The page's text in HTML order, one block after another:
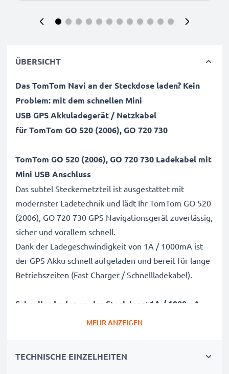
ÜBERSICHT
Das TomTom Navi an der Steckdose laden? Kein
Problem: mit dem schnellen Mini
USB GPSAkkuladegerät / Netzkabel
fürTomTom GO 520 (2006), GO 720 730
TomTom GO 520 (2006), GO 720 730 Ladekabel mit
Mini USB Anschluss
Das subtel Steckernetzteil ist ausgestattet mit
modernster Ladetechnik und lädt Ihr TomTom GO 520
(2006), GO 720 730 GPS Navigationsgerät zuverlässig,
sicher und vorallem schnell.
Dank der Ladegeschwindigkeit von 1A / 1000mA ist
der GPS Akku schnell aufgeladen und bereit für lange
Betriebszeiten (Fast Charger / Schnellladekabel).
Schnelles Laden an der Steckdose: 1A / 1000mA
Ladegerät / Steckernetzteil
✔ Kurze Ladezeit und schnelle Aufladung - das
MEHR ANZEIGEN
TECHNISCHE EINZELHEITEN